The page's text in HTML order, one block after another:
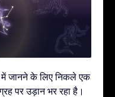
में जानने के लिए निकले एक
पर उड़ान भर रहा है।